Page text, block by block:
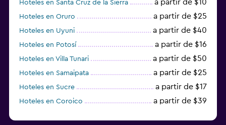
Hoteles en Santa Cruz de la Sierra a partir de $10
Hoteles en Oruro a partir de $25
Hoteles en Uyuni a partir de $40
Hoteles en Potosí a partir de $16
Hoteles en Villa Tunari a partir de $50
Hoteles en Samaipata a partir de $25
Hoteles en Sucre a partir de $17
Hoteles en Coroico a partir de $39